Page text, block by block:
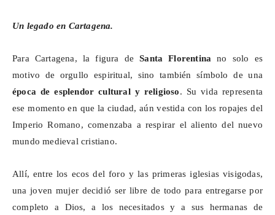
Un legado en Cartagena.
Para Cartagena, la figura deSanta Florentinano solo es
motivo de orgullo espiritual, sino también símbolo de una
época de esplendor cultural y religioso. Su vida representa
ese momento en que la ciudad, aún vestida con los ropajes del
Imperio Romano, comenzaba a respirar el aliento del nuevo
mundo medieval cristiano.
Allí, entre los ecos del foro y las primeras iglesias visigodas,
una joven mujer decidió ser libre de todo para entregarse por
completo a Dios, a los necesitados y a sus hermanas de